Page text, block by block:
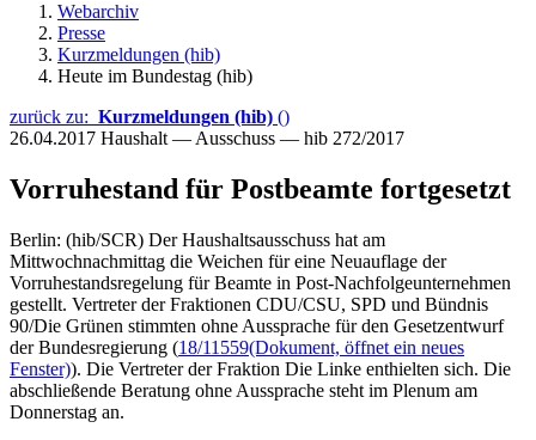
Webarchiv
Presse
Kurzmeldungen (hib)
Heute im Bundestag (hib)
zurück zu: Kurzmeldungen (hib) ()
26.04.2017 Haushalt — Ausschuss — hib 272/2017
Vorruhestand für Postbeamte fortgesetzt
Berlin: (hib/SCR) Der Haushaltsausschuss hat am
Mittwochnachmittag die Weichen für eine Neuauflage der
Vorruhestandsregelung für Beamte in Post-Nachfolgeunternehmen
gestellt. Vertreter der Fraktionen CDU/CSU, SPD und Bündnis
90/Die Grünen stimmten ohne Aussprache für den Gesetzentwurf
der Bundesregierung (18/11559(Dokument, öffnet ein neues
Fenster)). Die Vertreter der Fraktion Die Linke enthielten sich. Die
abschließende Beratung ohne Aussprache steht im Plenum am
Donnerstag an.